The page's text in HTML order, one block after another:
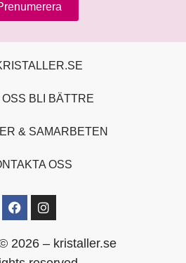
OSS BLI BÄTTRE
& SAMARBETEN
OSS
2026 – kristaller.se